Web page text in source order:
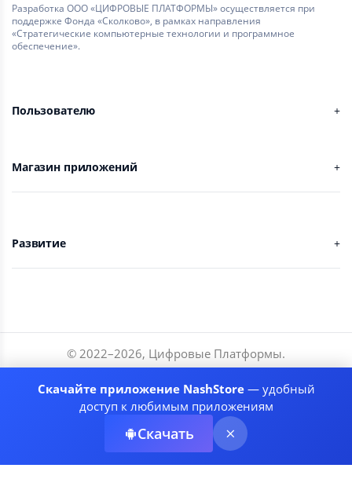
Разработка ООО «ЦИФРОВЫЕ ПЛАТФОРМЫ» осуществляется при
поддержке Фонда «Сколково», в рамках направления
«Стратегические компьютерные технологии и программное
обеспечение».
Пользователю
Магазин приложений
Развитие
© 2022–2026, Цифровые Платформы.
Разработчики
Соглашение
Рекомендательные системы
Скачайте приложение NashStore— удобный
доступ к любимым приложениям
Скачать